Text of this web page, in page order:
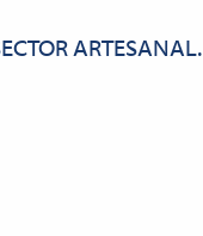
ARTESANAL.